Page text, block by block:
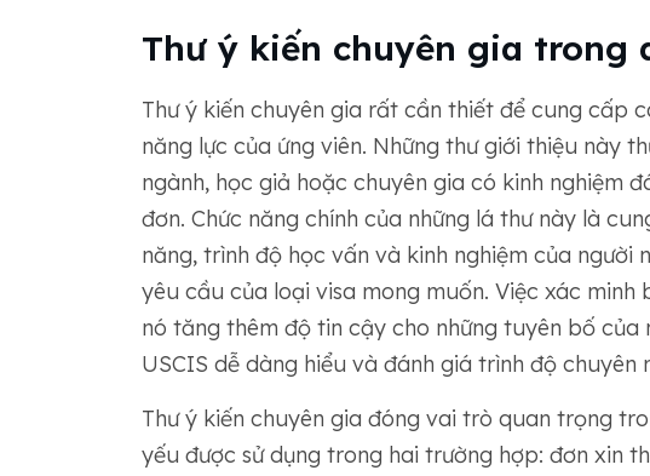
Thư ý kiến ​​chuyên gia trong
Thư ý kiến ​​chuyên gia rất cần thiết để cung cấp
năng lực của ứng viên. Những thư giới thiệu này
ngành, học giả hoặc chuyên gia có kinh nghiệm
đơn. Chức năng chính của những lá thư này là
năng, trình độ học vấn và kinh nghiệm của
yêu cầu của loại visa mong muốn. Việc xác
nó tăng thêm độ tin cậy cho những tuyên bố của
USCIS dễ dàng hiểu và đánh giá trình độ chuyên
Thư ý kiến ​​chuyên gia đóng vai trò quan trọng
yếu được sử dụng trong hai trường hợp: đơn xin